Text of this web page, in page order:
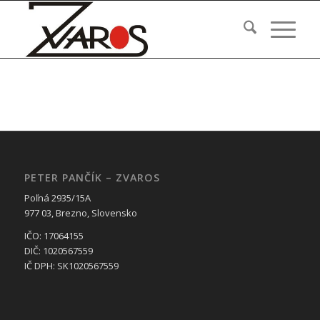
PETER PANČÍK – ZVAROS
Poľná 2935/15A
977 03, Brezno, Slovensko
IČO: 17064155
DIČ: 1020567559
IČ DPH: SK1020567559